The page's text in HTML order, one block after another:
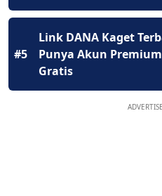
#5
Link DANA Kaget
Punya Akun
Gratis